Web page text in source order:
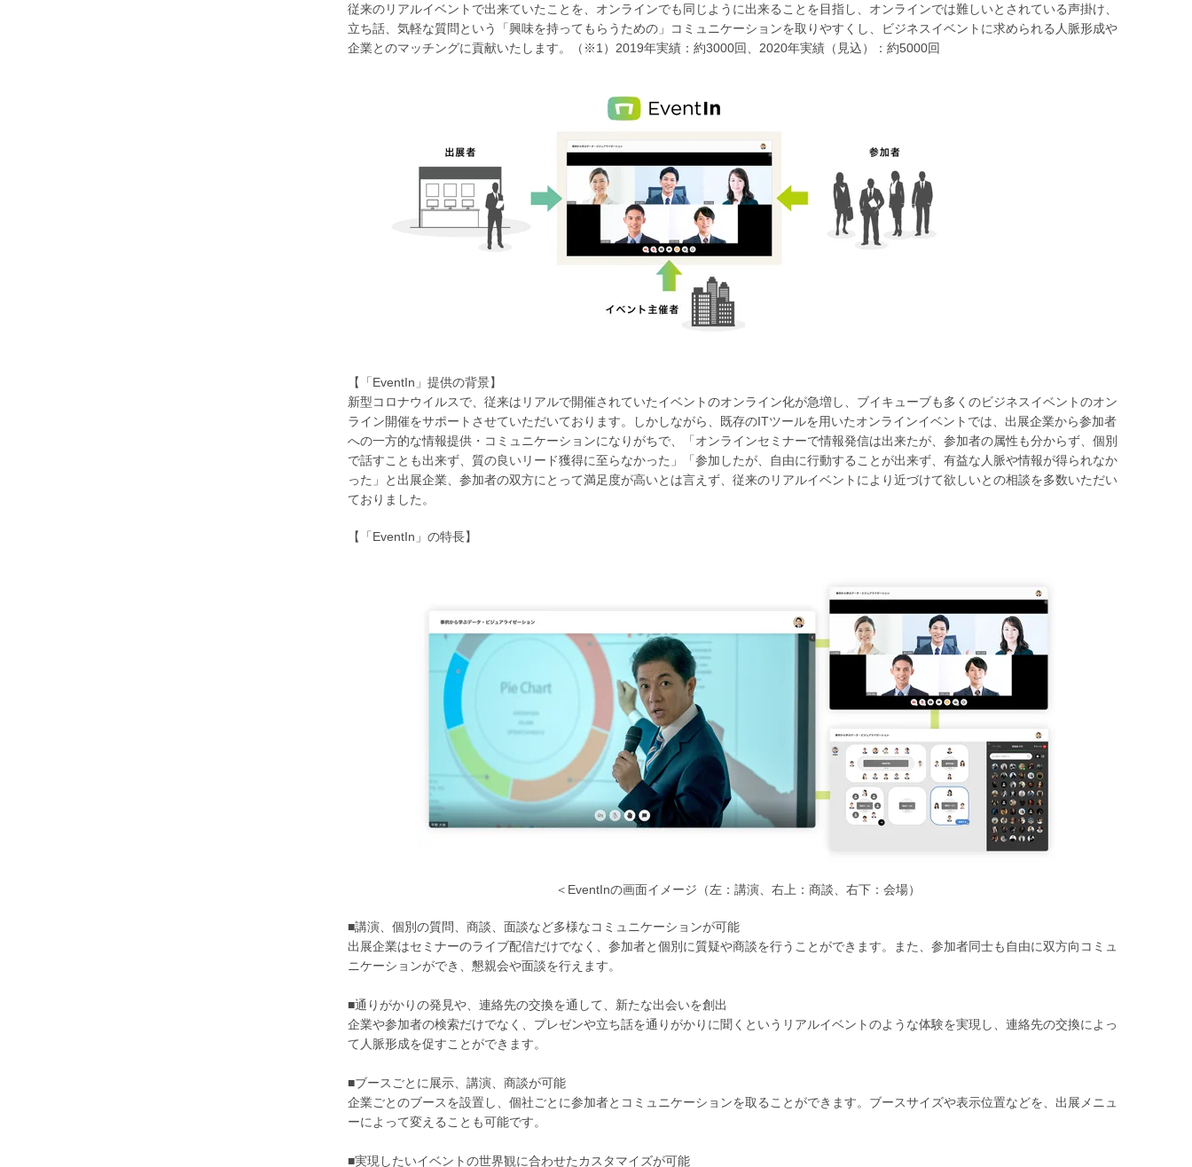
従来のリアルイベントで出来ていたことを、オンラインでも同じように出来ることを目指し、オンラインでは難しいとされている声掛け、
立ち話、気軽な質問という「興味を持ってもらうための」コミュニケーションを取りやすくし、ビジネスイベントに求められる人脈形成や
企業とのマッチングに貢献いたします。（※1）2019年実績：約3000回、2020年実績（見込）：約5000回
【「EventIn」提供の背景】
新型コロナウイルスで、従来はリアルで開催されていたイベントのオンライン化が急増し、ブイキューブも多くのビジネスイベントのオン
ライン開催をサポートさせていただいております。しかしながら、既存のITツールを用いたオンラインイベントでは、出展企業から参加者
への一方的な情報提供・コミュニケーションになりがちで、「オンラインセミナーで情報発信は出来たが、参加者の属性も分からず、個別
で話すことも出来ず、質の良いリード獲得に至らなかった」「参加したが、自由に行動することが出来ず、有益な人脈や情報が得られなか
った」と出展企業、参加者の双方にとって満足度が高いとは言えず、従来のリアルイベントにより近づけて欲しいとの相談を多数いただい
ておりました。
【「EventIn」の特長】
＜EventInの画面イメージ（左：講演、右上：商談、右下：会場）
■講演、個別の質問、商談、面談など多様なコミュニケーションが可能
出展企業はセミナーのライブ配信だけでなく、参加者と個別に質疑や商談を行うことができます。また、参加者同士も自由に双方向コミュ
ニケーションができ、懇親会や面談を行えます。
■通りがかりの発見や、連絡先の交換を通して、新たな出会いを創出
企業や参加者の検索だけでなく、プレゼンや立ち話を通りがかりに聞くというリアルイベントのような体験を実現し、連絡先の交換によっ
て人脈形成を促すことができます。
■ブースごとに展示、講演、商談が可能
企業ごとのブースを設置し、個社ごとに参加者とコミュニケーションを取ることができます。ブースサイズや表示位置などを、出展メニュ
ーによって変えることも可能です。
■実現したいイベントの世界観に合わせたカスタマイズが可能